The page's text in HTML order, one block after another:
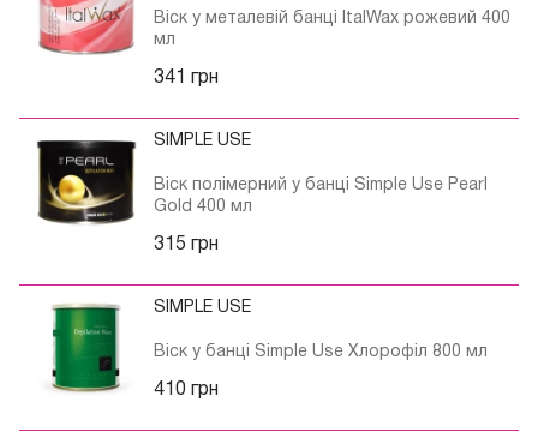
Віск у металевій банці ItalWax рожевий 400
мл
341 грн
SIMPLE USE
Віск полімерний у банці Simple Use Pearl
Gold 400 мл
315 грн
SIMPLE USE
Віск у банці Simple Use Хлорофіл 800 мл
410 грн